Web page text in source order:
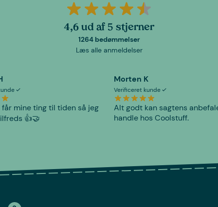
4,6 ud af 5 stjerner
1264 bedømmelser
Læs alle anmeldelser
får mine ting til tiden så jeg
👍🤝
Morten K
Verificeret kunde
Alt godt kan sagtens
handle hos Coolstuff.